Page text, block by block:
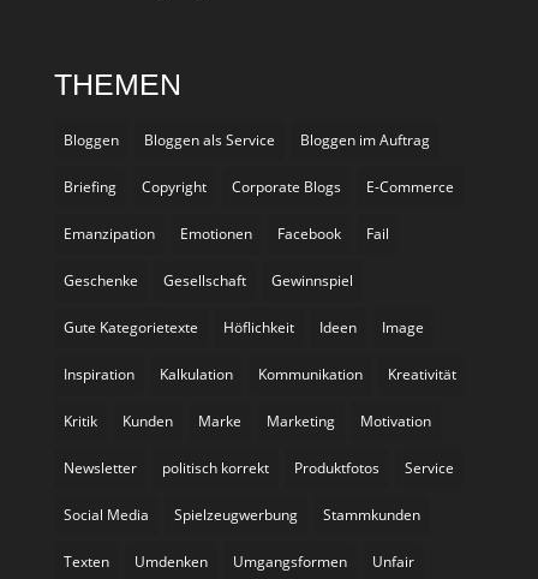
THEMEN
Bloggen Bloggen als Service Bloggen im Auftrag
Briefing Copyright Corporate Blogs E-Commerce
Emanzipation Emotionen Facebook Fail
Geschenke Gesellschaft Gewinnspiel
Gute Kategorietexte Höflichkeit Ideen Image
Inspiration Kalkulation Kommunikation Kreativität
Kritik Kunden Marke Marketing Motivation
Newsletter politisch korrekt Produktfotos Service
Social Media Spielzeugwerbung Stammkunden
Texten Umdenken Umgangsformen Unfair